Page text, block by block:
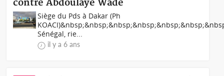
contre Abdoulaye Wade
Siège du Pds à Dakar (Ph
Sénégal, rie...
il y a 6 ans